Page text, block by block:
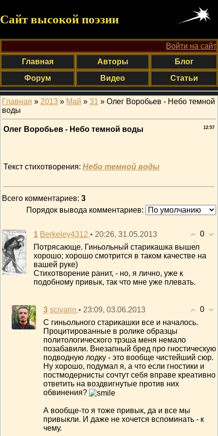
Сайт высокой поэзии
Войти на сайт
Главная
Авторы
Блог
Форум
Видео Статьи
Главная » 2013 » Май » 31 » Олег Воробьев - Небо темной
воды
12:57
Олег Воробьев - Небо темной воды
Текст стихотворения: Небо темной воды
Всего комментариев: 3
Порядок вывода комментариев:
0
1 Berkeley4312 • 20:26, 31.05.2013
Потрясающе. Гиньольный старикашка вышел
хорошо; хорошо смотрится в таком качестве на
вашей руке)
Стихотворение ранит, - но, я лично, уже к
подобному привык, так что мне уже плевать.
0
3 scivarin • 23:09, 03.06.2013
С гиньольного старикашки все и началось.
Процитированные в ролике образцы
политологического трэша меня немало
позабавили. Внезапный бред про гностическую
подводную лодку - это вообще чистейший сюр.
Ну хорошо, подумал я, а что если гностики и
постмодернисты сочтут себя вправе креативно
ответить на воздвигнутые против них
обвинения?
А вообще-то я тоже привык, да и все мы
привыкли. И даже не хочется вспоминать - к
чему.